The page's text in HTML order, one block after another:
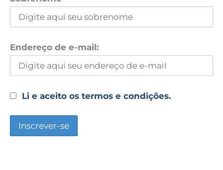
Endereço de e-mail:
Li e aceito os termos e condições.